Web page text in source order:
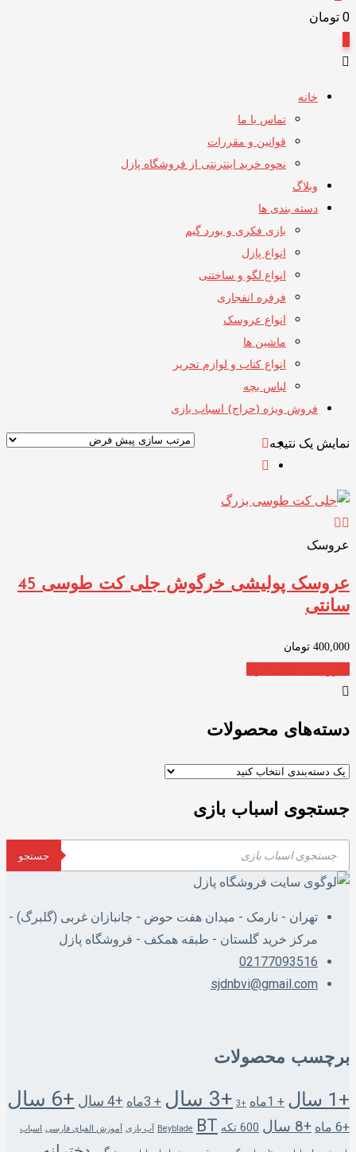
0 تومان
خانه
تماس با ما
قوانین و مقررات
نحوه خرید اینترنتی از فروشگاه پازل
وبلاگ
دسته بندی ها
بازی فکری و بورد گیم
انواع پازل
انواع لگو و ساختنی
فرفره انفجاری
انواع عروسک
ماشین ها
انواع کتاب و لوازم تحریر
لباس بچه
فروش ویژه (حراج) اسباب بازی
نمایش یک نتیجه
عروسک
عروسک پولیشی خرگوش جلی کت طوسی 45
سانتی
400,000 تومان
دسته‌های محصولات
جستجوی اسباب بازی
Products
search
جستجو
تهران - نارمک - میدان هفت حوض - جانبازان غربی (گلبرگ) -
مرکز خرید گلستان - طبقه همکف - فروشگاه پازل
02177093516
sjdnbvi@gmail.com
برچسب محصولات
+1 سال + 1ماه +3 +3 سال + 3ماه +4 سال +6 سال
+6 ماه +8 سال 600 تکه Beyblade BT آب بازی آموزش الفبای فارسی اسباب